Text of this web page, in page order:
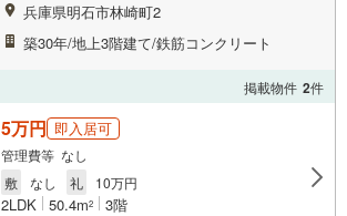
兵庫県明石市林崎町2
築30年/地上3階建て/鉄筋コンクリート
掲載物件 2件
5万円 即入居可
管理費等 なし
敷
なし 礼 10万円
2LDK 50.4m2 3階